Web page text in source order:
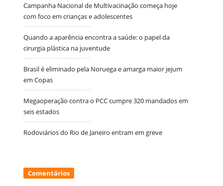
Campanha Nacional de Multivacinação começa hoje
com foco em crianças e adolescentes
Quando a aparência encontra a saúde: o papel da
cirurgia plástica na juventude
Brasil é eliminado pela Noruega e amarga maior jejum
em Copas
Megaoperação contra o PCC cumpre 320 mandados em
seis estados
Rodoviários do Rio de Janeiro entram em greve
Comentários